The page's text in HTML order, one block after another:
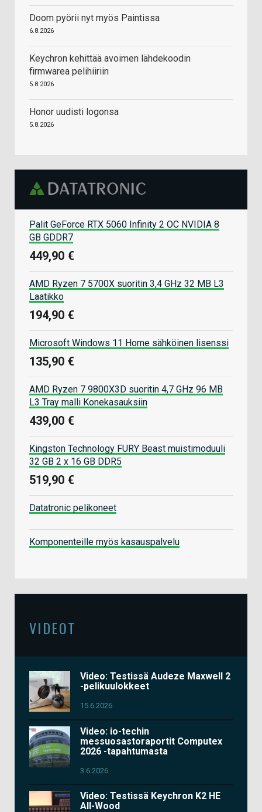
Doom pyörii nyt myös Paintissa
6.8.2026
Keychron kehittää avoimen lähdekoodin
firmwarea pelihiiriin
5.8.2026
Honor uudisti logonsa
5.8.2026
Palit GeForce RTX 5060 Infinity 2 OC NVIDIA 8
GB GDDR7
449,90 €
AMD Ryzen 7 5700X suoritin 3,4 GHz 32 MB L3
Laatikko
194,90 €
Microsoft Windows 11 Home sähköinen lisenssi
135,90 €
AMD Ryzen 7 9800X3D suoritin 4,7 GHz 96 MB
L3 Tray malli Konekasauksiin
439,00 €
Kingston Technology FURY Beast muistimoduuli
32 GB 2 x 16 GB DDR5
519,90 €
Datatronic pelikoneet
Komponenteille myös kasauspalvelu
VIDEOT
Video: Testissä Audeze Maxwell 2
-pelikuulokkeet
15.6.2026
Video: io-techin
messuosastoraportit Computex
2026 -tapahtumasta
3.6.2026
Video: Testissä Keychron K2 HE
All-Wood